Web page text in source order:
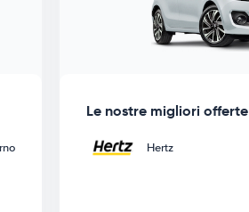
Le nostre migliori offerte
Hertz